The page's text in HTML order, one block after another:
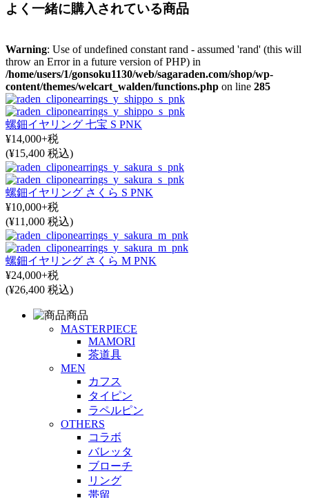
よく一緒に購入されている商品
Warning: Use of undefined constant rand - assumed 'rand' (this will
throw an Error in a future version of PHP) in
/home/users/1/gonsoku1130/web/sagaraden.com/shop/wp-
content/themes/welcart_walden/functions.php on line 285
螺鈿イヤリング 七宝 S PNK
¥14,000+税
(¥15,400 税込)
螺鈿イヤリング さくら S PNK
¥10,000+税
(¥11,000 税込)
螺鈿イヤリング さくら M PNK
¥24,000+税
(¥26,400 税込)
商品
MASTERPIECE
MAMORI
茶道具
MEN
カフス
タイピン
ラペルピン
OTHERS
コラボ
バレッタ
ブローチ
リング
帯留